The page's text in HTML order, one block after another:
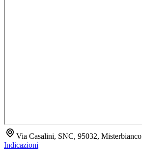
Via Casalini, SNC, 95032, Misterbianco
Indicazioni